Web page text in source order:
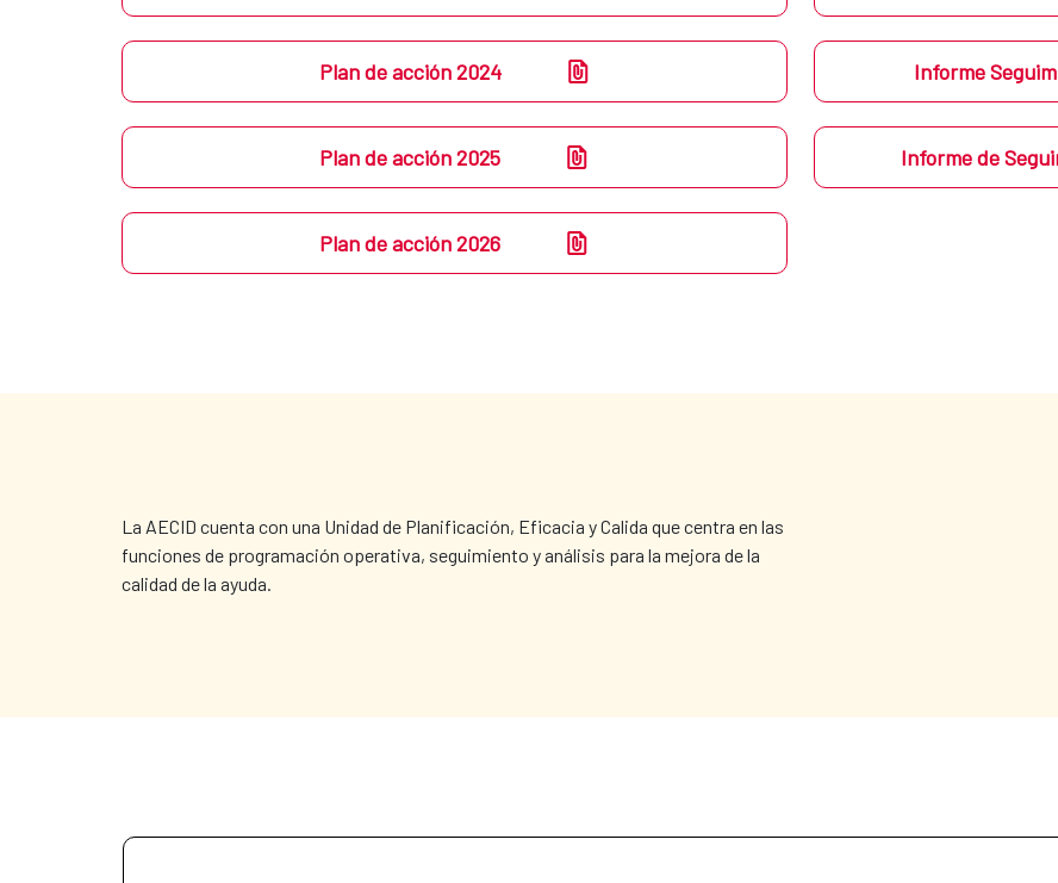
Plan de acción 2024 Informe
Plan de acción 2025 Informe de
Plan de acción 2026
La AECID cuenta con una Unidad de Planificación, Eficacia y Calida que centra en las
funciones de programación operativa, seguimiento y análisis para la mejora de la
calidad de la ayuda.